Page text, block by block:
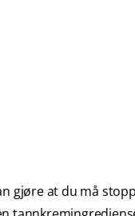
gjøre at du må